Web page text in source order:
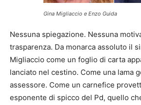
Gina Migliaccio e Enzo Guida
Nessuna spiegazione. Nessuna
trasparenza. Da monarca assoluto il
Migliaccio come un foglio di carta
lanciato nel cestino. Come una lama
assessore. Come un carnefice
esponente di spicco del Pd, quello